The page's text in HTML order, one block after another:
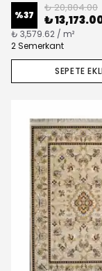
%37
₺ 20,804.00
₺
₺ 3,579.62 / m²
2 Semerkant
SEPETE